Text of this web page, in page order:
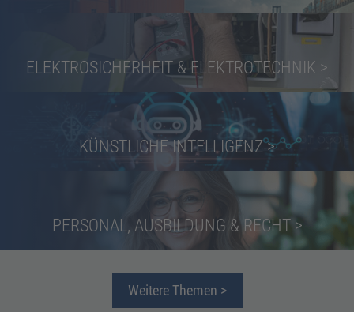
ELEKTROSICHERHEIT & ELEKTROTECHNIK >
KÜNSTLICHE INTELLIGENZ>
PERSONAL, AUSBILDUNG & RECHT>
Weitere Themen >